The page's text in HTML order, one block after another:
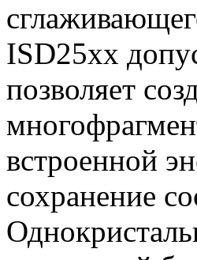
ISD25xx
позволяет
встроенной
сохранение